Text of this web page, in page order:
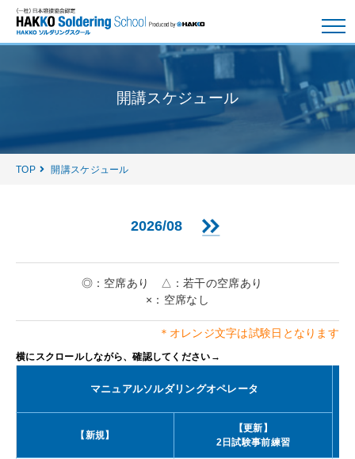
開講スケジュール
TOP 開講スケジュール
2026/08
◎：空席あり △：若干の空席あり
×：空席なし
＊オレンジ文字は試験日となります
マニュアルソルダリングオペレータ
【新規】
【更新】
2日試験事前練習